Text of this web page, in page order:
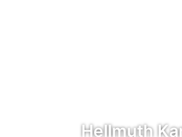
Hellmuth